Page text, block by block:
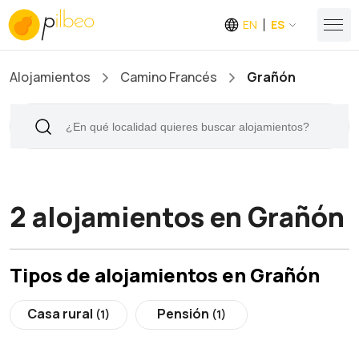
EN ES
Alojamientos Camino Francés Grañón
2 alojamientos en Grañón
Tipos de alojamientos en Grañón
Casa rural (1) Pensión (1)